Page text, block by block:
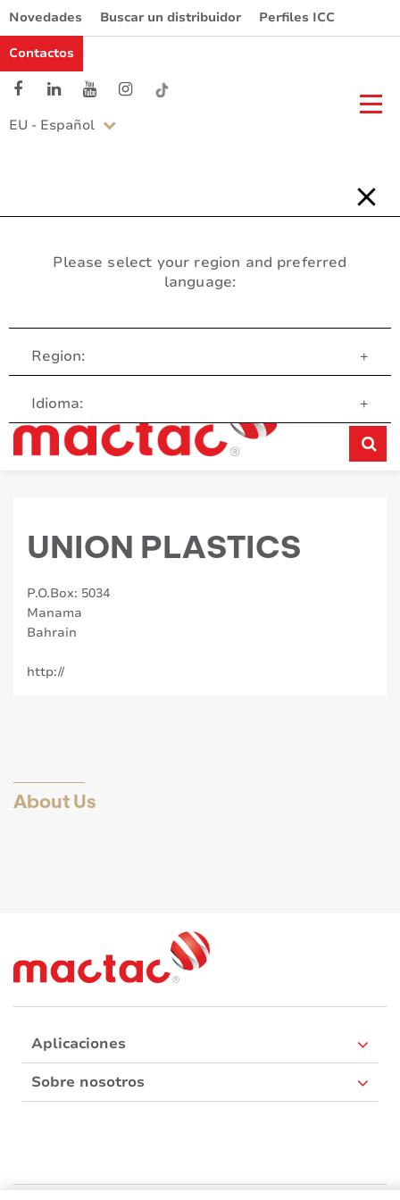
Novedades Buscar un distribuidor Perfiles ICC
Contactos
EU - Español
Please select your region and preferred
language:
Region: +
Idioma: +
Servicio al Cliente
UNION PLASTICS
P.O.Box: 5034
Manama
Bahrain
http://
About Us
Aplicaciones
Sobre nosotros